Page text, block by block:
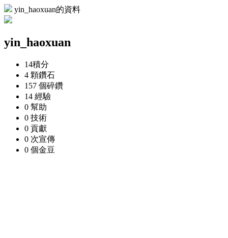
yin_haoxuan的資料
yin_haoxuan
14積分
4 顆鑽石
157 個碎鑽
14 經驗
0 幫助
0 技術
0 貢獻
0 次宣傳
0 個金豆